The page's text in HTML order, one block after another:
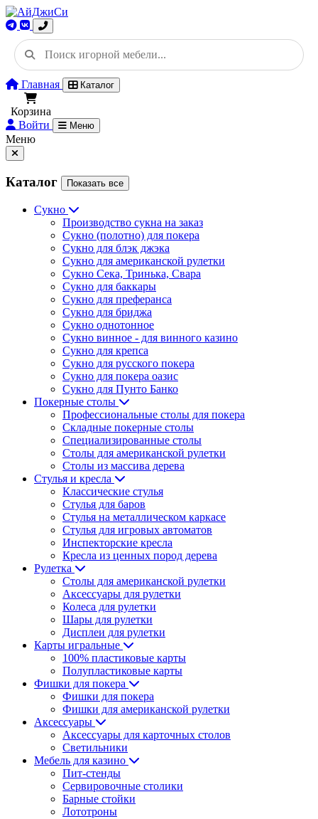
Главная Каталог
Корзина
Войти
Меню
Меню
Каталог Показать все
Сукно
Производство сукна на заказ
Сукно (полотно) для покера
Сукно для блэк джэка
Сукно для американской рулетки
Сукно Сека, Тринька, Свара
Сукно для баккары
Сукно для преферанса
Сукно для бриджа
Сукно однотонное
Сукно винное - для винного казино
Сукно для крепса
Сукно для русского покера
Сукно для покера оазис
Сукно для Пунто Банко
Покерные столы
Профессиональные столы для покера
Складные покерные столы
Специализированные столы
Столы для американской рулетки
Столы из массива дерева
Стулья и кресла
Классические стулья
Стулья для баров
Стулья на металлическом каркасе
Стулья для игровых автоматов
Инспекторские кресла
Кресла из ценных пород дерева
Рулетка
Столы для американской рулетки
Аксессуары для рулетки
Колеса для рулетки
Шары для рулетки
Дисплеи для рулетки
Карты игральные
100% пластиковые карты
Полупластиковые карты
Фишки для покера
Фишки для покера
Фишки для американской рулетки
Аксессуары
Аксессуары для карточных столов
Светильники
Мебель для казино
Пит-стенды
Сервировочные столики
Барные стойки
Лототроны